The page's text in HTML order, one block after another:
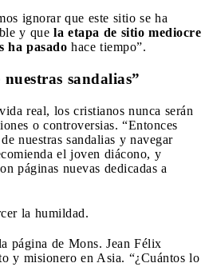
ignorar que este sitio se ha
y que la etapa de sitio mediocre
ha pasado hace tiempo”.
sandalias”
real, los cristianos nunca serán
o controversias. “Entonces
nuestras sandalias y navegar
el joven diácono, y
páginas nuevas dedicadas a
la humildad.
página de Mons. Jean Félix
y misionero en Asia. “¿Cuántos lo